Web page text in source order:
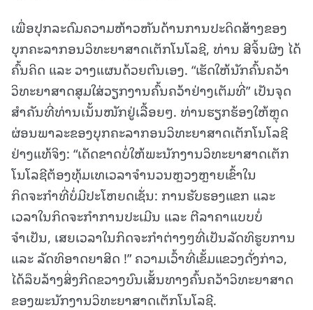
ເພື່ອປຸກລະດົມຄວາມຫ້າວຫັນດ້ານການປະດິດສ້າງຂອງ
ບຸກຄະລາກອນວິທະຍາສາດເຕັກໂນໂລຊີ, ທ່ານ ສີຈິ້ນຜິງ ໄດ້
ຄົ້ນຄິດ ແລະ ວາງແຜນດ້ວຍຕົນເອງ. “ເຮັດໃຫ້ນັກຄົ້ນຄວ້າ
ວິທະຍາສາດສຸມໃສ່ວຽກງານຄົ້ນຄວ້າຢ່າງເຕັມທີ່” ເປັນຈຸດ
ສຳຄັນທີ່ທ່ານເນັ້ນໜັກຢູ່ເລື້ອຍໆ. ທ່ານຮຽກຮ້ອງໃຫ້ຫຼຸດ
ຜ່ອນພາລະຂອງບຸກຄະລາກອນວິທະຍາສາດເຕັກໂນໂລຊີ
ຢ່າງແທ້ຈິງ: “ເດັດຂາດບໍ່ໃຫ້ພະນັກງານວິທະຍາສາດເຕັກ
ໂນໂລຊີຕ້ອງທຸ້ມເທເວລາຈຳນວນຫຼວງຫຼາຍເຂົ້າໃນ
ກິດຈະກຳທີ່ບໍ່ມີປະໂຫຍດເຊັ່ນ: ການຮັບຮອງແຂກ ແລະ
ເວລາໃນກິດຈະກຳການປະເມີນ ແລະ ຕີລາຄາແບບບໍ່
ຈຳເປັນ, ເສຍເວລາໃນກິດຈະກຳຕ່າງໆທີ່ເປັນລັດທິຮູບການ
ແລະ ລັດທິອາດຍາສິດ !” ຄວາມເວົ້າທີ່ເຂັ້ມແຂວງດັ່ງກ່າວ,
ໄດ້ລຶບລ້າງສິ່ງກີດຂວາງບົນເສັ້ນທາງຄົ້ນຄວ້າວິທະຍາສາດ
ຂອງພະນັກງານວິທະຍາສາດເຕັກໂນໂລຊີ.